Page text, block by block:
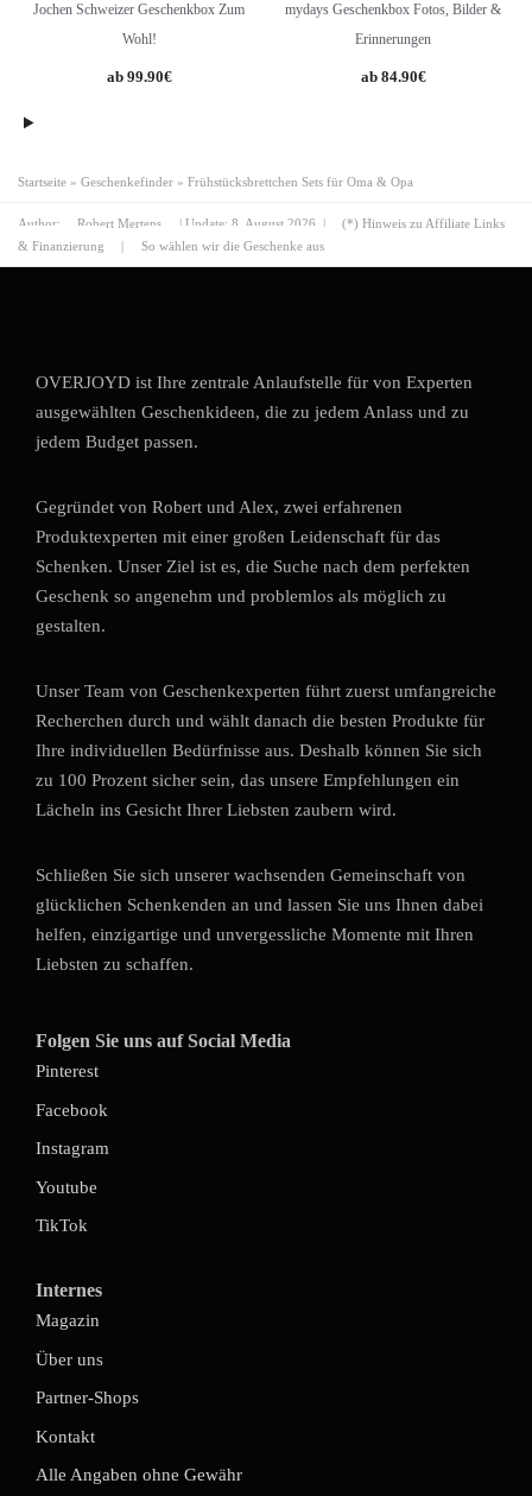
Jochen Schweizer Geschenkbox Zum
Wohl!
99.90€
mydays Geschenkbox Fotos, Bilder &
Erinnerungen
84.90€
Startseite » Geschenkefinder » Frühstücksbrettchen Sets für Oma & Opa
Author: Robert Mertens | Update: 8. August 2026 |
(*) Hinweis zu Affiliate Links
& Finanzierung
| So wählen wir die Geschenke aus
OVERJOYD ist Ihre zentrale Anlaufstelle für von Experten
ausgewählten Geschenkideen, die zu jedem Anlass und zu
jedem Budget passen.
Gegründet von Robert und Alex, zwei erfahrenen
Produktexperten mit einer großen Leidenschaft für das
Schenken. Unser Ziel ist es, die Suche nach dem perfekten
Geschenk so angenehm und problemlos als möglich zu
gestalten.
Unser Team von Geschenkexperten führt zuerst umfangreiche
Recherchen durch und wählt danach die besten Produkte für
Ihre individuellen Bedürfnisse aus. Deshalb können Sie sich
zu 100 Prozent sicher sein, das unsere Empfehlungen ein
Lächeln ins Gesicht Ihrer Liebsten zaubern wird.
Schließen Sie sich unserer wachsenden Gemeinschaft von
glücklichen Schenkenden an und lassen Sie uns Ihnen dabei
helfen, einzigartige und unvergessliche Momente mit Ihren
Liebsten zu schaffen.
Folgen Sie uns auf Social Media
Pinterest
Facebook
Instagram
Youtube
TikTok
Internes
Magazin
Über uns
Partner-Shops
Kontakt
Alle Angaben ohne Gewähr